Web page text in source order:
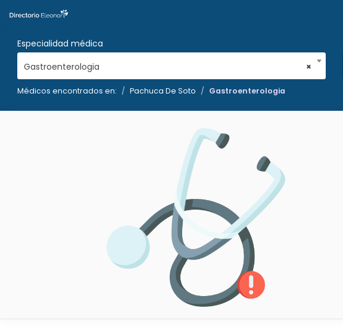
Especialidad médica
×
Gastroenterologia
Médicos encontrados en: Pachuca De Soto Gastroenterologia